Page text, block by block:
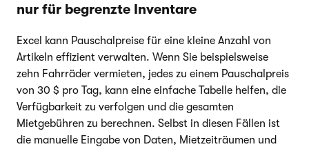
nur für begrenzte Inventare
Excel kann Pauschalpreise für eine kleine Anzahl von
Artikeln effizient verwalten. Wenn Sie beispielsweise
zehn Fahrräder vermieten, jedes zu einem Pauschalpreis
von 30 $ pro Tag, kann eine einfache Tabelle helfen, die
Verfügbarkeit zu verfolgen und die gesamten
Mietgebühren zu berechnen. Selbst in diesen Fällen ist
die manuelle Eingabe von Daten, Mietzeiträumen und